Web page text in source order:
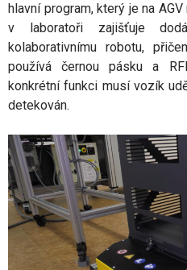
hlavní program, který je na
v laboratoři zajišťuje
kolaborativnímu robotu,
používá černou pásku a
konkrétní funkci musí vozík
detekován.